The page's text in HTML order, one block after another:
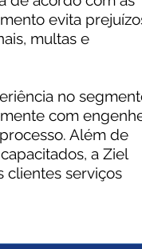
evita
multas e
no
com
Além de
a Ziel
clientes serviços